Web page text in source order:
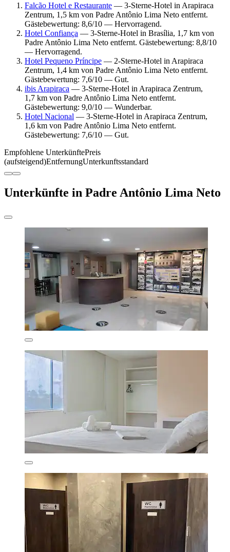
Falcão Hotel e Restaurante — 3-Sterne-Hotel in Arapiraca
Zentrum, 1,5 km von Padre Antônio Lima Neto entfernt.
Gästebewertung: 8,6/10 — Hervorragend.
Hotel Confiança — 3-Sterne-Hotel in Brasília, 1,7 km von
Padre Antônio Lima Neto entfernt. Gästebewertung: 8,8/10
— Hervorragend.
Hotel Pequeno Príncipe — 2-Sterne-Hotel in Arapiraca
Zentrum, 1,4 km von Padre Antônio Lima Neto entfernt.
Gästebewertung: 7,6/10 — Gut.
ibis Arapiraca — 3-Sterne-Hotel in Arapiraca Zentrum,
1,7 km von Padre Antônio Lima Neto entfernt.
Gästebewertung: 9,0/10 — Wunderbar.
Hotel Nacional — 3-Sterne-Hotel in Arapiraca Zentrum,
1,6 km von Padre Antônio Lima Neto entfernt.
Gästebewertung: 7,6/10 — Gut.
Empfohlene UnterkünftePreis
(aufsteigend)EntfernungUnterkunftsstandard
Unterkünfte in Padre Antônio Lima Neto